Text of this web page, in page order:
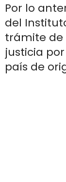
Por lo
del
trámite de
justicia
país de